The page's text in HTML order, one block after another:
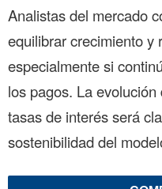
Analistas del mercado
equilibrar crecimiento y
especialmente si
los pagos. La
tasas de interés será
sostenibilidad del